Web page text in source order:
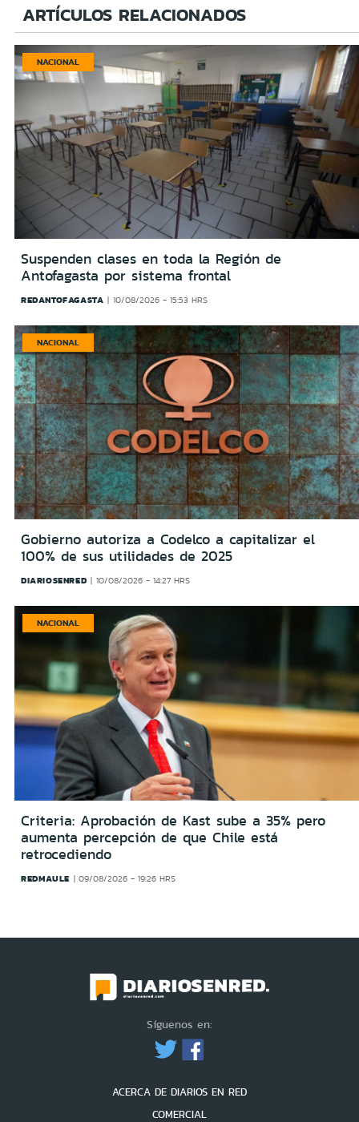
ARTÍCULOS RELACIONADOS
NACIONAL
Suspenden clases en toda la Región de
Antofagasta por sistema frontal
REDANTOFAGASTA 10/08/2026 - 15:53 HRS
NACIONAL
Gobierno autoriza a Codelco a capitalizar el
100% de sus utilidades de 2025
DIARIOSENRED 10/08/2026 - 14:27 HRS
NACIONAL
Criteria: Aprobación de Kast sube a 35% pero
aumenta percepción de que Chile está
retrocediendo
REDMAULE 09/08/2026 - 19:26 HRS
Síguenos en:
ACERCA DE DIARIOS EN RED
COMERCIAL